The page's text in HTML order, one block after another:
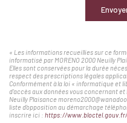
« Les informations recueillies sur ce
informatisé par MORENO 2000 Neuilly
Elles sont conservées pour la durée
respect des prescriptions légales
Conformément à la loi « informatique et
d'accès aux données vous concernant
Neuilly Plaisance
liste d'opposition au démarchage
inscrire ici : https://www.bloctel.gouv.fr/